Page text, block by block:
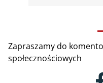
Zapraszamy do
społecznościowych